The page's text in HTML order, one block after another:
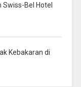
Swiss-Bel Hotel
Kebakaran di